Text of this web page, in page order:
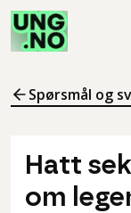
Spørsmål og
Hatt
om